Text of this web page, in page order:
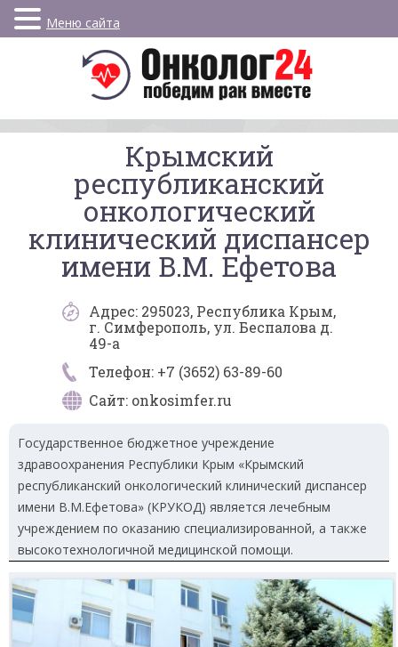
Крымский
республиканский
онкологический
клинический диспансер
имени В.М. Ефетова
Адрес: 295023, Республика Крым,
г. Симферополь, ул. Беспалова д.
49-а
Телефон: +7 (3652) 63-89-60
Сайт: onkosimfer.ru
Государственное бюджетное учреждение
здравоохранения Республики Крым «Крымский
республиканский онкологический клинический диспансер
имени В.М.Ефетова» (КРУКОД) является лечебным
учреждением по оказанию специализированной, а также
высокотехнологичной медицинской помощи.
Меню сайта